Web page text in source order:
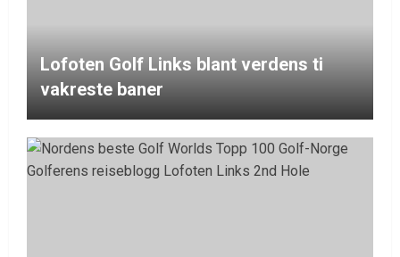
Lofoten Golf Links blant verdens ti
vakreste baner